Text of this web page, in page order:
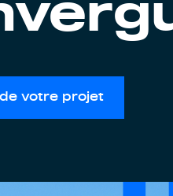
votre projet